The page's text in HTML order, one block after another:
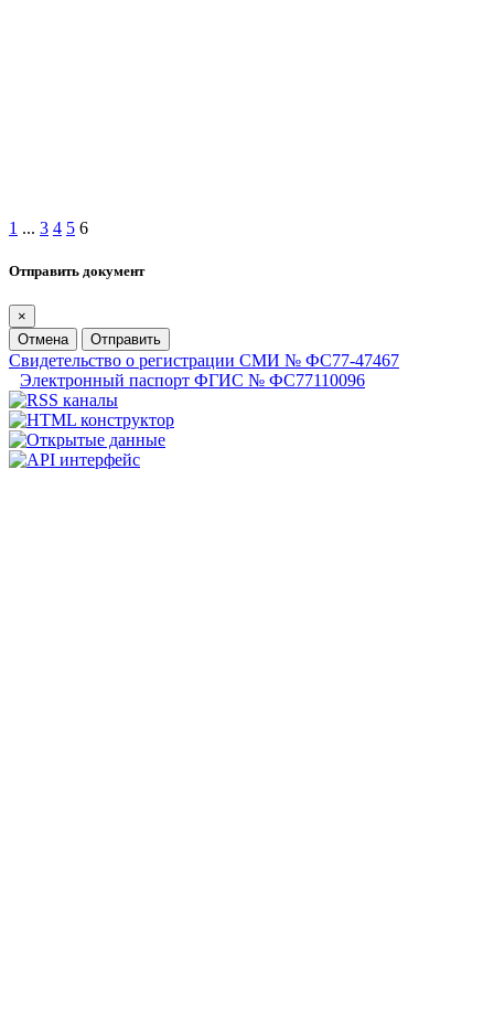
1 ... 3 4 5 6
Отправить документ
×
Отмена
Отправить
Свидетельство о регистрации СМИ № ФС77-47467
Электронный паспорт ФГИС № ФС77110096